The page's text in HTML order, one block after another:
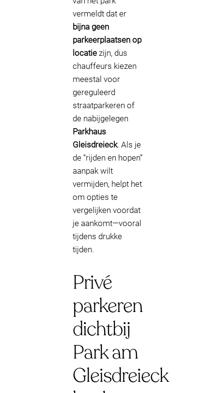
vermeldt dat er
bijna geen
parkeerplaatsen op
locatie zijn, dus
chauffeurs kiezen
meestal voor
gereguleerd
straatparkeren of
de nabijgelegen
Parkhaus
Gleisdreieck. Als je
de “rijden en hopen”
aanpak wilt
vermijden, helpt het
om opties te
vergelijken voordat
je aankomt—vooral
tijdens drukke
tijden.
Privé
parkeren
dichtbij
Park am
Gleisdreieck